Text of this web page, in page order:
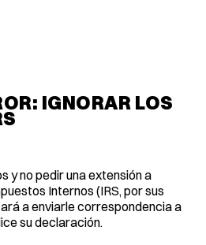
IGNORAR LOS
y no pedir una extensión a
Internos (IRS, por sus
a enviarle correspondencia a
su declaración.